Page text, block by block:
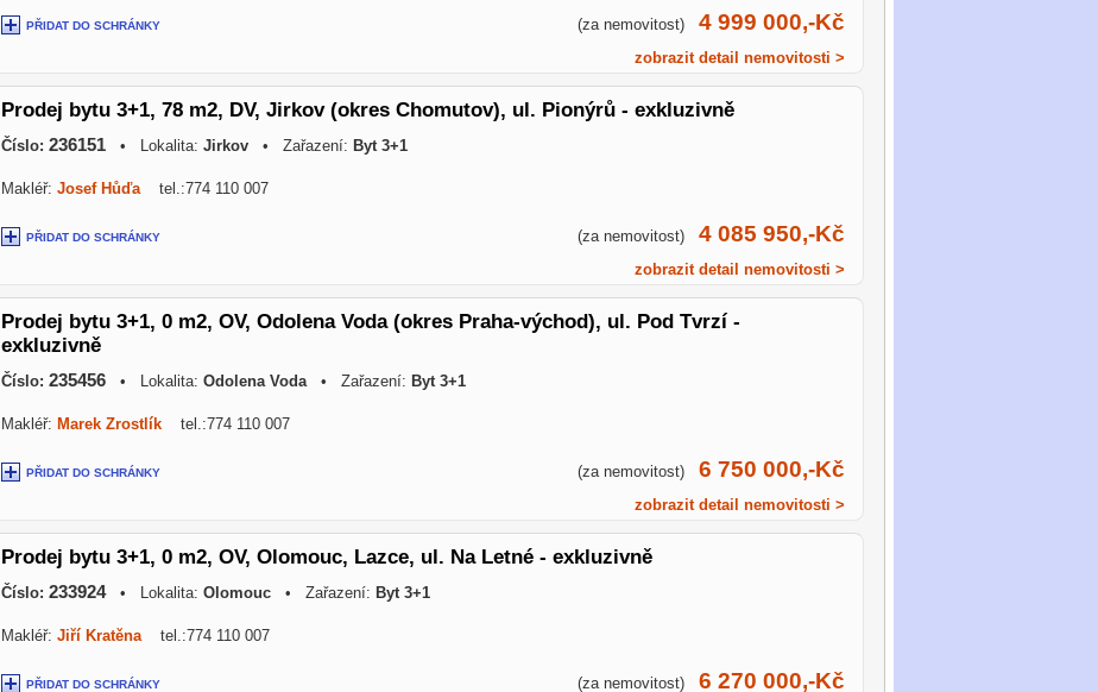
(za nemovitost) 4 999 000,-Kč
PŘIDAT DO SCHRÁNKY
zobrazit detail nemovitosti >
Prodej bytu 3+1, 78 m2, DV, Jirkov (okres Chomutov), ul. Pionýrů - exkluzivně
Číslo: 236151 • Lokalita: Jirkov • Zařazení: Byt 3+1
Makléř: Josef Hůďatel.:774 110 007
(za nemovitost) 4 085 950,-Kč
PŘIDAT DO SCHRÁNKY
zobrazit detail nemovitosti >
Prodej bytu 3+1, 0 m2, OV, Odolena Voda (okres Praha-východ), ul. Pod Tvrzí -
exkluzivně
Číslo: 235456 • Lokalita: Odolena Voda• Zařazení: Byt 3+1
Makléř: Marek Zrostlík tel.:774 110 007
(za nemovitost) 6 750 000,-Kč
PŘIDAT DO SCHRÁNKY
zobrazit detail nemovitosti >
Prodej bytu 3+1, 0 m2, OV, Olomouc, Lazce, ul. Na Letné - exkluzivně
Číslo: 233924• Lokalita: Olomouc • Zařazení: Byt 3+1
Makléř: Jiří Kratěnatel.:774 110 007
(za nemovitost) 6 270 000,-Kč
PŘIDAT DO SCHRÁNKY